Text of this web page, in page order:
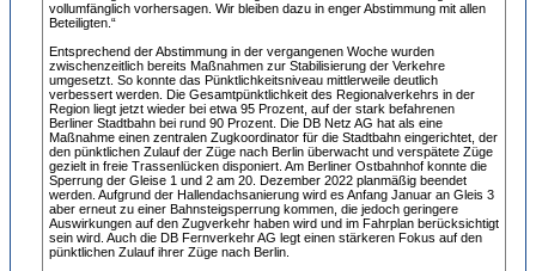
vollumfänglich vorhersagen. Wir bleiben dazu in enger Abstimmung mit allen
Beteiligten.“
Entsprechend der Abstimmung in der vergangenen Woche wurden
zwischenzeitlich bereits Maßnahmen zur Stabilisierung der Verkehre
umgesetzt. So konnte das Pünktlichkeitsniveau mittlerweile deutlich
verbessert werden. Die Gesamtpünktlichkeit des Regionalverkehrs in der
Region liegt jetzt wieder bei etwa 95 Prozent, auf der stark befahrenen
Berliner Stadtbahn bei rund 90 Prozent. Die DB Netz AG hat als eine
Maßnahme einen zentralen Zugkoordinator für die Stadtbahn eingerichtet, der
den pünktlichen Zulauf der Züge nach Berlin überwacht und verspätete Züge
gezielt in freie Trassenlücken disponiert. Am Berliner Ostbahnhof konnte die
Sperrung der Gleise 1 und 2 am 20. Dezember 2022 planmäßig beendet
werden. Aufgrund der Hallendachsanierung wird es Anfang Januar an Gleis 3
aber erneut zu einer Bahnsteigsperrung kommen, die jedoch geringere
Auswirkungen auf den Zugverkehr haben wird und im Fahrplan berücksichtigt
sein wird. Auch die DB Fernverkehr AG legt einen stärkeren Fokus auf den
pünktlichen Zulauf ihrer Züge nach Berlin.